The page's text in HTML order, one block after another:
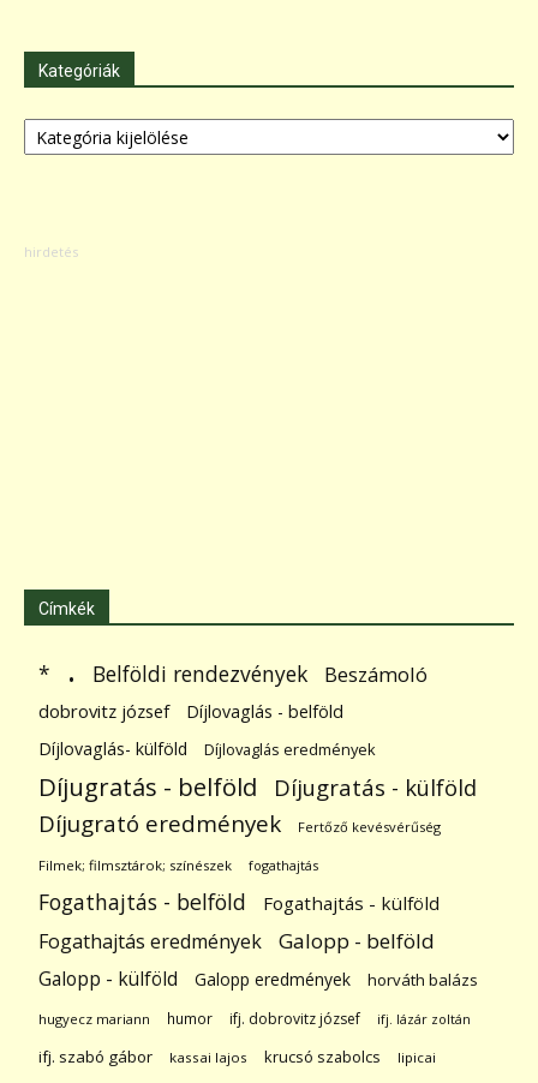
Kategóriák
Kategóriák
Címkék
* . Belföldi rendezvények Beszámoló
dobrovitz józsef
Díjlovaglás - belföld
Díjlovaglás- külföld
Díjlovaglás eredmények
Díjugratás - belföld Díjugratás - külföld
Díjugrató eredmények Fertőző kevésvérűség
Filmek; filmsztárok; színészek fogathajtás
Fogathajtás - belföld Fogathajtás - külföld
Fogathajtás eredmények Galopp - belföld
Galopp - külföld Galopp eredmények horváth balázs
hugyecz mariann humor ifj. dobrovitz józsef ifj. lázár zoltán
ifj. szabó gábor kassai lajos krucsó szabolcs lipicai